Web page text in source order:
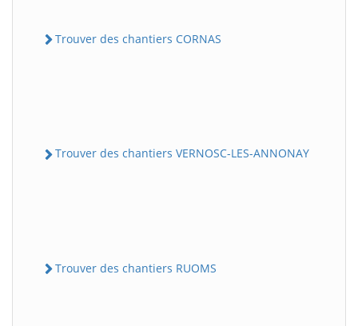
Trouver des chantiers CORNAS
Trouver des chantiers VERNOSC-LES-ANNONAY
Trouver des chantiers RUOMS